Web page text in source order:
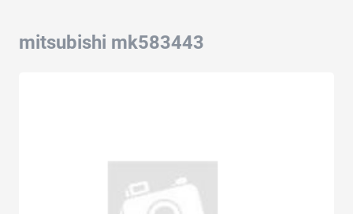
mitsubishi mk583443